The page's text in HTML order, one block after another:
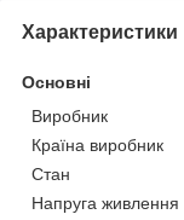
Характеристики
Основні
Виробник
Країна виробник
Стан
Напруга живлення